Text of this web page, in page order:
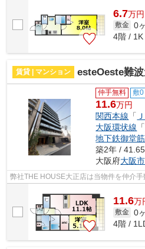
6.7万円
敷金 0
4階 /
賃貸 | マンション esteOeste難波
仲手無料 敷0
11.6万円
関西本線 「
大阪環状線 「
地下鉄御堂
築2年 /
大阪府大阪
弊社THE HOUSE大正店は当物件を仲介手
11.6万
敷金 0
4階 /